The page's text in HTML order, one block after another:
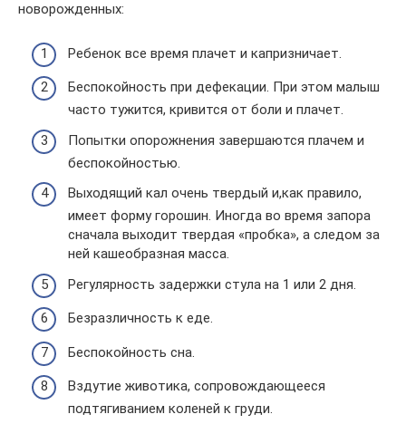
новорожденных:
Ребенок все время плачет и капризничает.
Беспокойность при дефекации. При этом малыш
часто тужится, кривится от боли и плачет.
Попытки опорожнения завершаются плачем и
беспокойностью.
Выходящий кал очень твердый и,как правило,
имеет форму горошин. Иногда во время запора
сначала выходит твердая «пробка», а следом за
ней кашеобразная масса.
Регулярность задержки стула на 1 или 2 дня.
Безразличность к еде.
Беспокойность сна.
Вздутие животика, сопровождающееся
подтягиванием коленей к груди.